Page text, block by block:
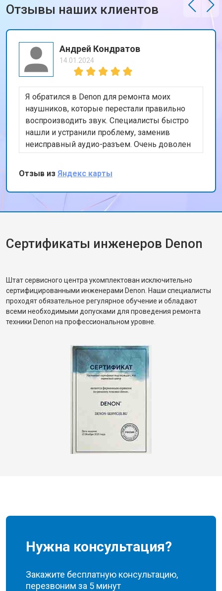
Отзывы наших клиентов
Андрей Кондратов
14.01.2024
Я обратился в Denon для ремонта моих
наушников, которые перестали правильно
воспроизводить звук. Специалисты быстро
нашли и устранили проблему, заменив
неисправный аудио-разъем. Очень доволен
качеством работы и скоростью
обслуживания. Мои наушники теперь
работают как новые. Спасибо за ваш
профессионализм!
Отзыв из Яндекс карты
Сертификаты инженеров Denon
Штат сервисного центра укомплектован исключительно
сертифицированными инженерами Denon. Наши специалисты
проходят обязательное регулярное обучение и обладают
всеми необходимыми допусками для проведения ремонта
техники Denon на профессиональном уровне.
Нужна консультация?
Закажите бесплатную консультацию,
перезвоним за 5 минут